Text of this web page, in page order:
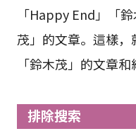
「Happy End」「
茂」的文章。這樣
「鈴木茂」的文章和
排除搜索